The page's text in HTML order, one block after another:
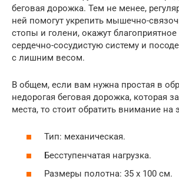
беговая дорожка. Тем не менее,
ней помогут укрепить мышечно-
стопы и голени, окажут
сердечно-сосудистую систему и
с лишним весом.
В общем, если вам нужна простая в
недорогая беговая дорожка, которая
места, то стоит обратить внимание на
Тип: механическая.
Бесступенчатая нагрузка.
Размеры полотна: 35 х 100 см.